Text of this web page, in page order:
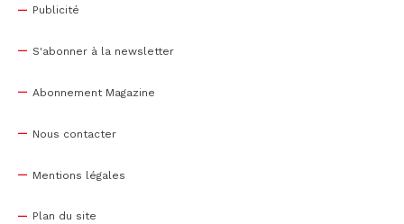
Publicité
S'abonner à la newsletter
Abonnement Magazine
Nous contacter
Mentions légales
Plan du site